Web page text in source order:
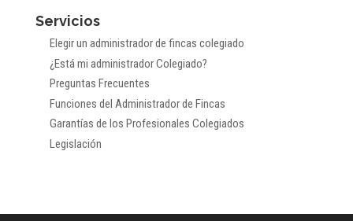
meses
Servicios
Elegir un administrador de fincas colegiado
¿Está mi administrador Colegiado?
Preguntas Frecuentes
Funciones del Administrador de Fincas
Garantías de los Profesionales Colegiados
Legislación